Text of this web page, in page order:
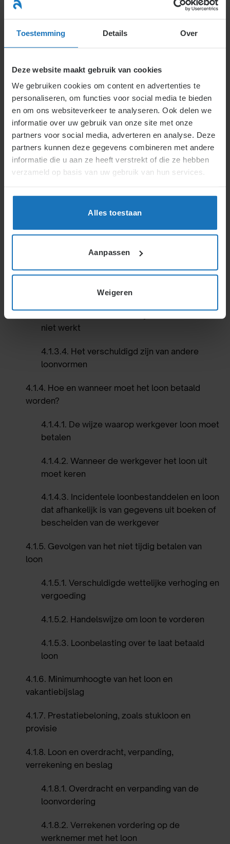
Toestemming Details Over
Deze website maakt gebruik van cookies
We gebruiken cookies om content en advertenties te
personaliseren, om functies voor social media te bieden
en om ons websiteverkeer te analyseren. Ook delen we
informatie over uw gebruik van onze site met onze
partners voor social media, adverteren en analyse. Deze
partners kunnen deze gegevens combineren met andere
informatie die u aan ze heeft verstrekt of die ze hebben
verzameld op basis van uw gebruik van hun services.
Alles toestaan
Aanpassen
Weigeren
naar
inhoud
4.1.Loon
4.1.1.Wat is loon en welke loonvormen zijn
toegestaan?
4.1.2.Hoe wordt het loon vastgesteld?
Is er loon verschuldigd?
verschuldigd?
4.1.3.2. Wanneer is de werkgever geen loon
niet werkt
4.1.3.4. Het verschuldigd zijn van andere
loonvormen
4.1.4. Hoe en wanneer moet het loon betaald
worden?
4.1.4.1. De wijze waarop werkgever loon moet
betalen
4.1.4.2. Wanneer de werkgever het loon uit
moet keren
4.1.4.3. Incidentele loonbestanddelen en loon
dat afhankelijk is van gegevens uit boeken of
bescheiden van de werkgever
4.1.5. Gevolgen van het niet tijdig betalen van
loon
4.1.5.1. Verschuldigde wettelijke verhoging en
vergoeding
4.1.5.2. Handelswijze om loon te vorderen
4.1.5.3. Loonbelasting over te laat betaald
loon
4.1.6. Minimumhoogte van het loon en
vakantiebijslag
4.1.7. Prestatiebeloning, zoals stukloon en
provisie
4.1.8. Loon en overdracht, verpanding,
verrekening en beslag
4.1.8.1. Overdracht en verpanding van de
loonvordering
4.1.8.2. Verrekenen vordering op de
werknemer met het loon